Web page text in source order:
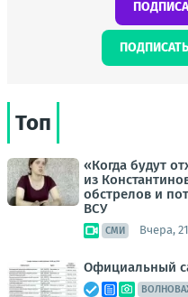
Топ
«Когда будут
из
обстрелов и
ВСУ
СМИ Вчера,
Официальный